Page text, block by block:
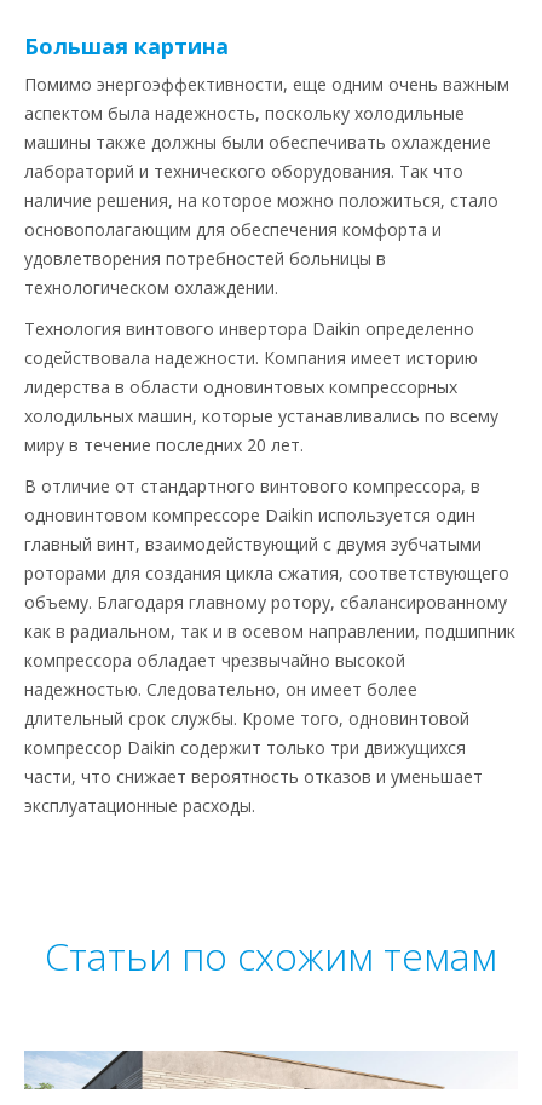
Большая картина
Помимо энергоэффективности, еще одним очень важным
аспектом была надежность, поскольку холодильные
машины также должны были обеспечивать охлаждение
лабораторий и технического оборудования. Так что
наличие решения, на которое можно положиться, стало
основополагающим для обеспечения комфорта и
удовлетворения потребностей больницы в
технологическом охлаждении.
Технология винтового инвертора Daikin определенно
содействовала надежности. Компания имеет историю
лидерства в области одновинтовых компрессорных
холодильных машин, которые устанавливались по всему
миру в течение последних 20 лет.
В отличие от стандартного винтового компрессора, в
одновинтовом компрессоре Daikin используется один
главный винт, взаимодействующий с двумя зубчатыми
роторами для создания цикла сжатия, соответствующего
объему. Благодаря главному ротору, сбалансированному
как в радиальном, так и в осевом направлении, подшипник
компрессора обладает чрезвычайно высокой
надежностью. Следовательно, он имеет более
длительный срок службы. Кроме того, одновинтовой
компрессор Daikin содержит только три движущихся
части, что снижает вероятность отказов и уменьшает
эксплуатационные расходы.
Статьи по схожим темам